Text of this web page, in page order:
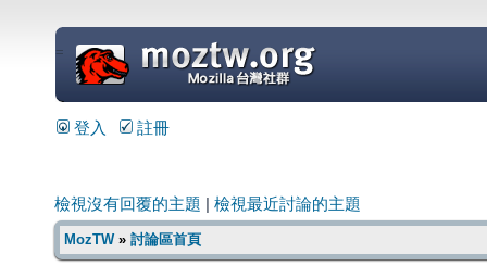
=
登入 註冊
檢視沒有回覆的主題 檢視最近討論的主題
MozTW» 討論區首頁